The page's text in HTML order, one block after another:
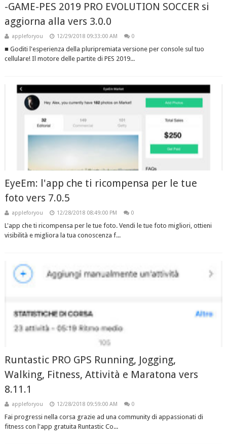
-GAME-PES 2019 PRO EVOLUTION SOCCER si
aggiorna alla vers 3.0.0
appleforyou 12/29/2018 09:33:00 AM 0
■ Goditi l'esperienza della pluripremiata versione per console sul tuo
cellulare! Il motore delle partite di PES 2019...
EyeEm: l'app che ti ricompensa per le tue
foto vers 7.0.5
appleforyou 12/28/2018 08:49:00 PM 0
L'app che ti ricompensa per le tue foto. Vendi le tue foto migliori, ottieni
visibilità e migliora la tua conoscenza f...
Runtastic PRO GPS Running, Jogging,
Walking, Fitness, Attività e Maratona vers
8.11.1
appleforyou 12/28/2018 09:59:00 AM 0
Fai progressi nella corsa grazie ad una community di appassionati di
fitness con l'app gratuita Runtastic Co...